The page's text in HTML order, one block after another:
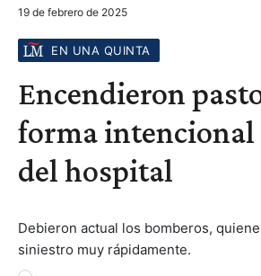
19 de febrero de 2025
EN UNA QUINTA
Encendieron
forma intencional
del hospital
Debieron actual los bomberos,
siniestro muy rápidamente.